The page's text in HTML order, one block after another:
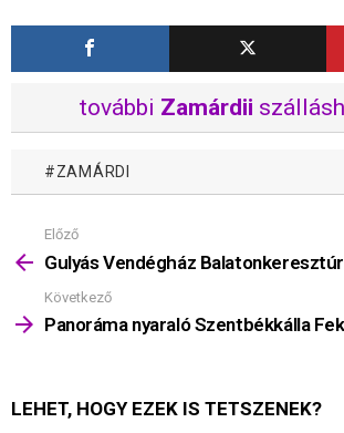
további Zamárdii
ZAMÁRDI
Mutass
többet
Előző
Gulyás Vendégház Balatonkeresztúr
Következő
Panoráma nyaraló Szentbékkálla
LEHET, HOGY EZEK IS TETSZENEK?